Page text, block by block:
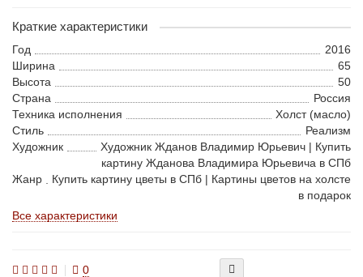
Краткие характеристики
Год
2016
Ширина
65
Высота
50
Страна
Россия
Техника исполнения
Холст (масло)
Стиль
Реализм
Художник
Художник Жданов Владимир Юрьевич | Купить
картину Жданова Владимира Юрьевича в СПб
Жанр
Купить картину цветы в СПб | Картины цветов на холсте
в подарок
Все характеристики
0